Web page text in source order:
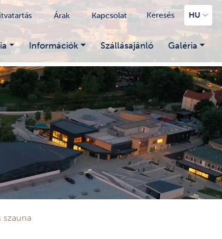
Árak Kapcsolat Keresés HU
Információk Szállásajánló Galéria
szauna